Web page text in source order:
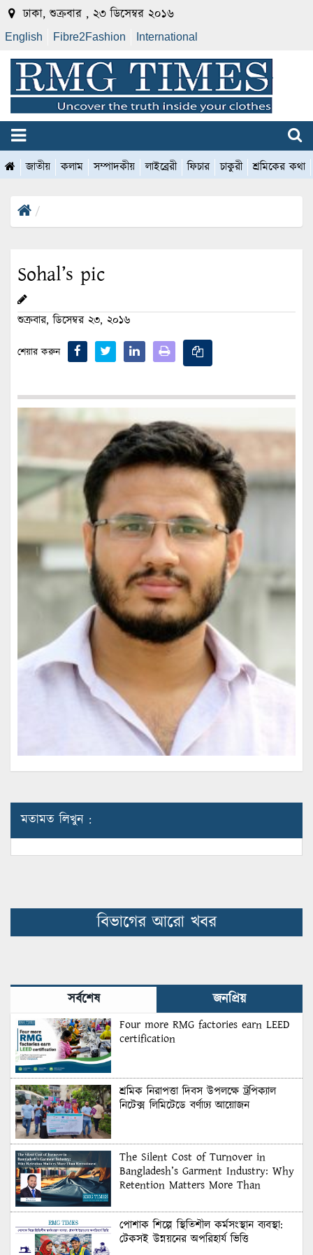
ঢাকা, শুক্রবার , ২৩ ডিসেম্বর ২০১৬
English Fibre2Fashion International
জাতীয় কলাম সম্পাদকীয় লাইব্রেরী ফিচার চাকুরী শ্রমিকের কথা
Sohal’s pic
শুক্রবার, ডিসেম্বর ২৩, ২০১৬
শেয়ার করুন
মতামত লিখুন :
বিভাগের আরো খবর
সর্বশেষ জনপ্রিয়
Four more RMG factories earn LEED
certification
শ্রমিক নিরাপত্তা দিবস উপলক্ষে ট্রপিক্যাল
নিটেক্স লিমিটেডে বর্ণাঢ্য আয়োজন
The Silent Cost of Turnover in
Bangladesh’s Garment Industry: Why
Retention Matters More Than
পোশাক শিল্পে স্থিতিশীল কর্মসংস্থান ব্যবস্থা:
টেকসই উন্নয়নের অপরিহার্য ভিত্তি